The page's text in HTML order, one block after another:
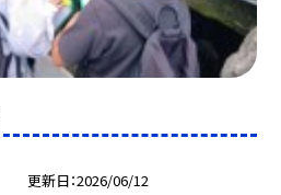
更新日 2026/06/12